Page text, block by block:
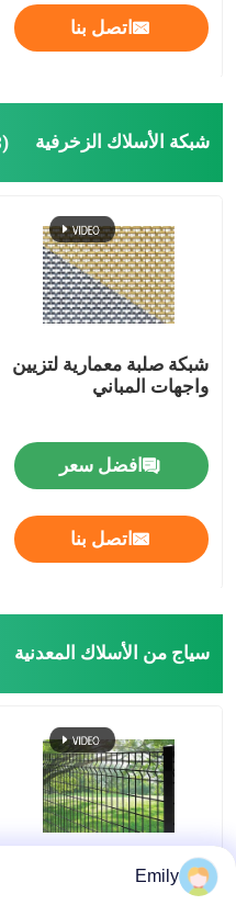
الشبكة المقوية للأنابيب
اتصل بنا
شبكة الأسلاك الزخرفية (48)
شبكة صلبة معمارية لتزيين
واجهات المباني
افضل سعر
اتصل بنا
سياج من الأسلاك المعدنية
أمان معدني سياج من
Emily